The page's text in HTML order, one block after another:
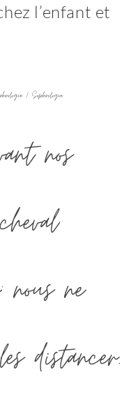
l’enfant et
/ Sophrologie
nos
nous ne
distancer.